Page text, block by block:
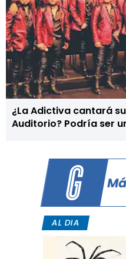
¿La Adictiva cantará
Auditorio? Podría ser
AL DIA